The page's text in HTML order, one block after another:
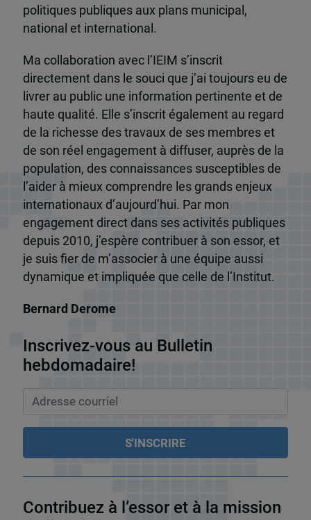
politiques publiques aux plans municipal,
national et international.
Ma collaboration avec l’IEIM s’inscrit
directement dans le souci que j’ai toujours eu de
livrer au public une information pertinente et de
haute qualité. Elle s’inscrit également au regard
de la richesse des travaux de ses membres et
de son réel engagement à diffuser, auprès de la
population, des connaissances susceptibles de
l’aider à mieux comprendre les grands enjeux
internationaux d’aujourd’hui. Par mon
engagement direct dans ses activités publiques
depuis 2010, j’espère contribuer à son essor, et
je suis fier de m’associer à une équipe aussi
dynamique et impliquée que celle de l’Institut.
Bernard Derome
Inscrivez-vous au Bulletin
hebdomadaire!
Contribuez à l’essor et à la mission